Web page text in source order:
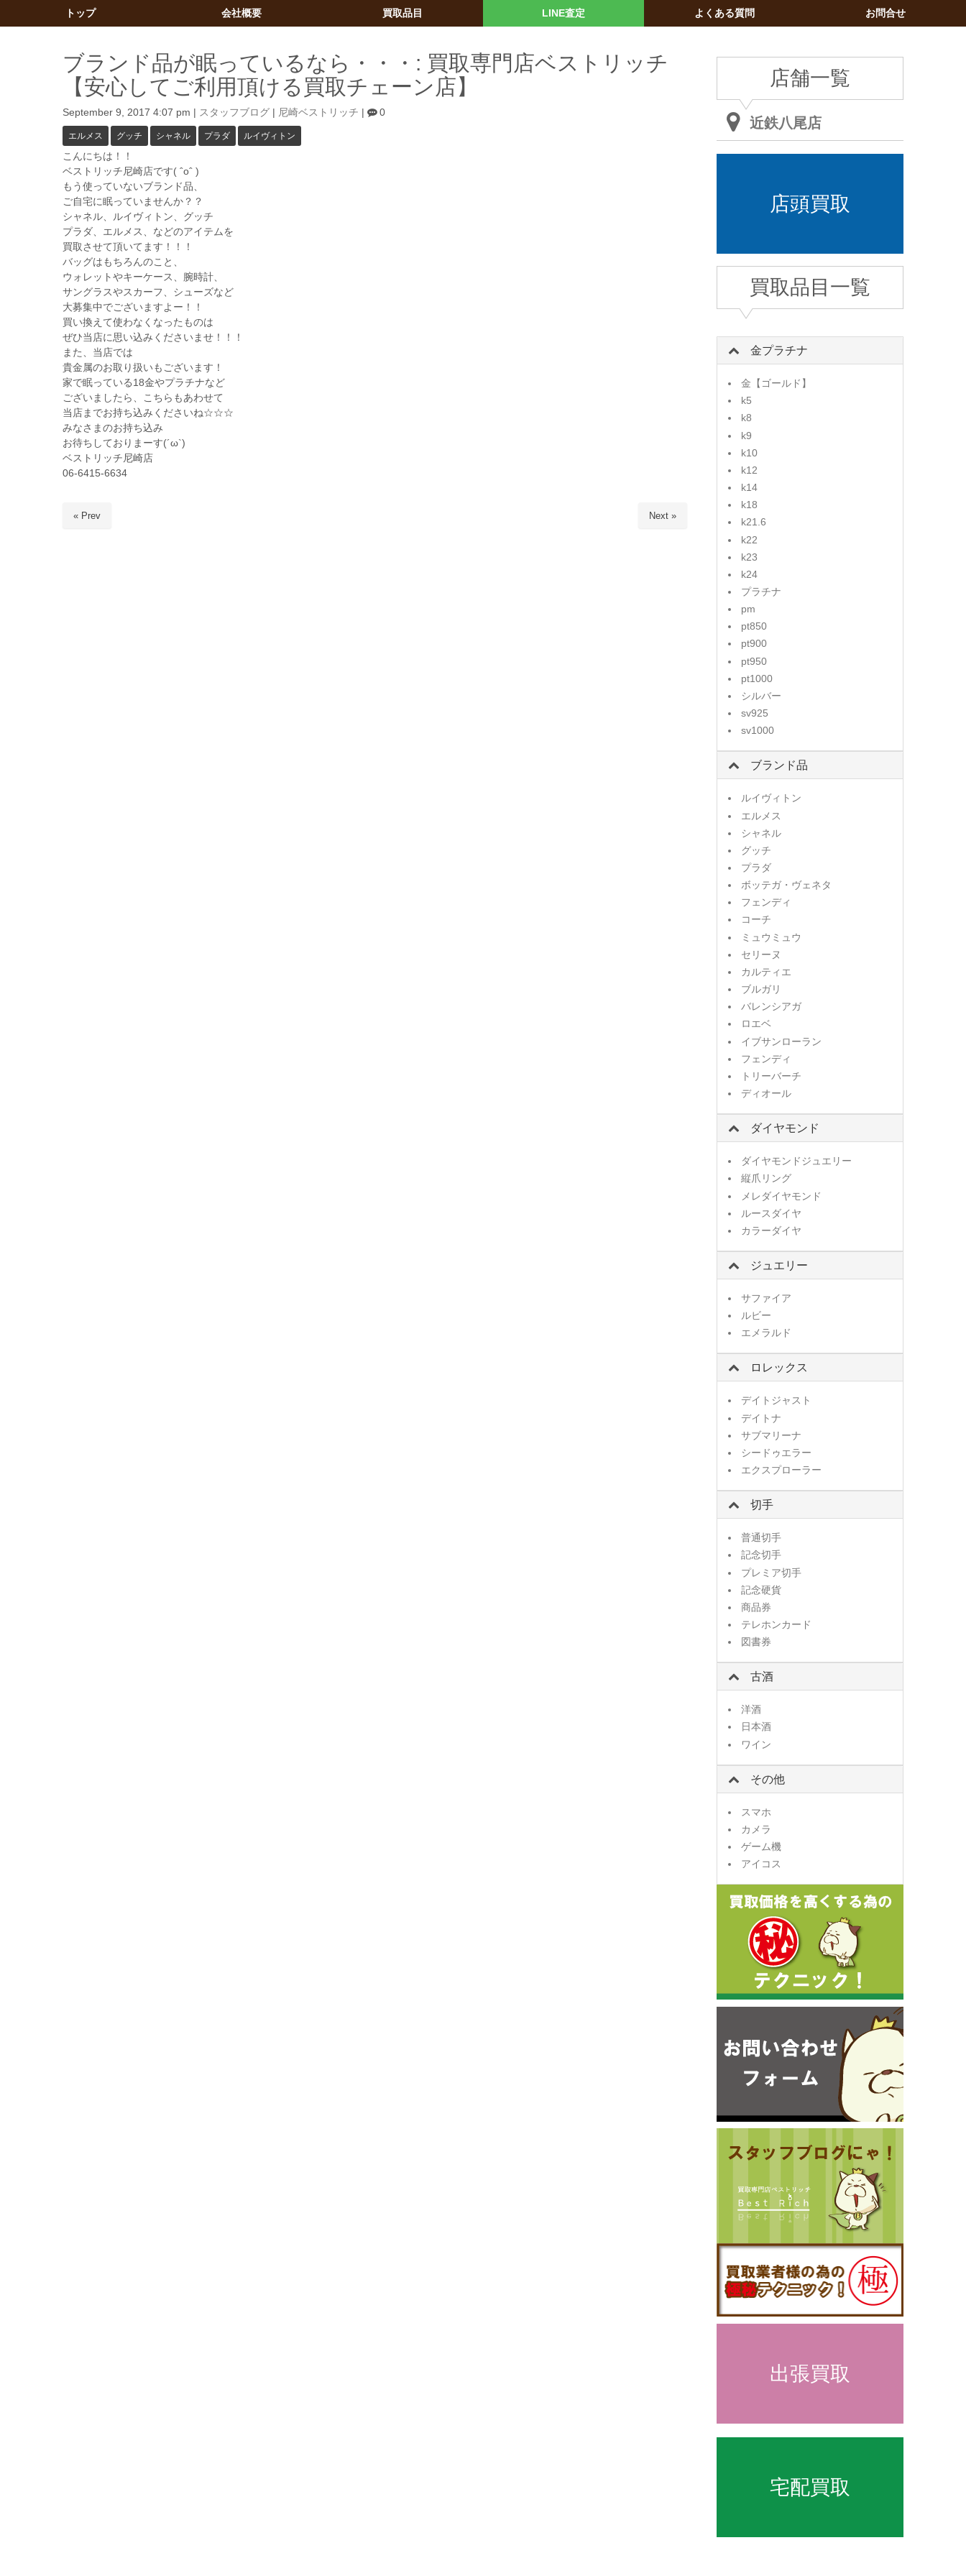
トップ 会社概要 買取品目 LINE査定 よくある質問 お問合せ
ブランド品が眠っているなら・・・: 買取専門店ベストリッチ
【安心してご利用頂ける買取チェーン店】
September 9, 2017 4:07 pm スタッフブログ 尼崎ベストリッチ 0
エルメス グッチ シャネル プラダ ルイヴィトン
こんにちは！！
ベストリッチ尼崎店です( ˆoˆ )
もう使っていないブランド品、
ご自宅に眠っていませんか？？
シャネル、ルイヴィトン、グッチ
プラダ、エルメス、などのアイテムを
買取させて頂いてます！！！
バッグはもちろんのこと、
ウォレットやキーケース、腕時計、
サングラスやスカーフ、シューズなど
大募集中でございますよー！！
買い換えて使わなくなったものは
ぜひ当店に思い込みくださいませ！！！
また、当店では
貴金属のお取り扱いもございます！
家で眠っている18金やプラチナなど
ございましたら、こちらもあわせて
当店までお持ち込みくださいね☆☆☆
みなさまのお持ち込み
お待ちしておりまーす(´ω`)
ベストリッチ尼崎店
06-6415-6634
« Prev Next »
店舗一覧
近鉄八尾店
店頭買取
買取品目一覧
金プラチナ
金【ゴールド】
k5
k8
k9
k10
k12
k14
k18
k21.6
k22
k23
k24
プラチナ
pm
pt850
pt900
pt950
pt1000
シルバー
sv925
sv1000
ブランド品
ルイヴィトン
エルメス
シャネル
グッチ
プラダ
ボッテガ・ヴェネタ
フェンディ
コーチ
ミュウミュウ
セリーヌ
カルティエ
ブルガリ
バレンシアガ
ロエベ
イブサンローラン
フェンディ
トリーバーチ
ディオール
ダイヤモンド
ダイヤモンドジュエリー
縦爪リング
メレダイヤモンド
ルースダイヤ
カラーダイヤ
ジュエリー
サファイア
ルビー
エメラルド
ロレックス
デイトジャスト
デイトナ
サブマリーナ
シードゥエラー
エクスプローラー
切手
普通切手
記念切手
プレミア切手
記念硬貨
商品券
テレホンカード
図書券
古酒
洋酒
日本酒
ワイン
その他
スマホ
カメラ
ゲーム機
アイコス
出張買取
宅配買取